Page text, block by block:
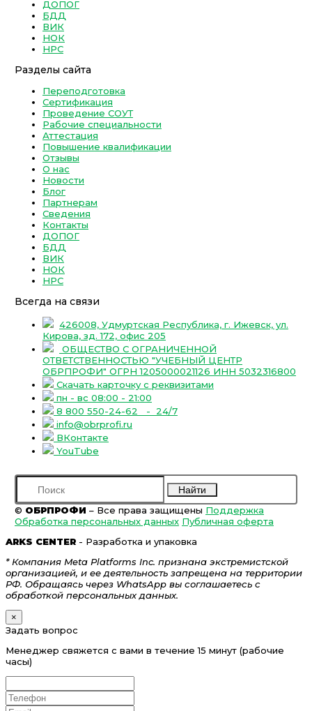
ДОПОГ
БДД
ВИК
НОК
НРС
Разделы сайта
Переподготовка
Сертификация
Проведение СОУТ
Рабочие специальности
Аттестация
Повышение квалификации
Отзывы
О нас
Новости
Блог
Партнерам
Сведения
Контакты
ДОПОГ
БДД
ВИК
НОК
НРС
Всегда на связи
426008, Удмуртская Республика, г. Ижевск, ул.
Кирова, зд. 172, офис 205
ОБЩЕСТВО С ОГРАНИЧЕННОЙ
ОТВЕТСТВЕННОСТЬЮ "УЧЕБНЫЙ ЦЕНТР
ОБРПРОФИ" ОГРН 1205000021126 ИНН 5032316800
Скачать карточку с реквизитами
пн - вс 08:00 - 21:00
8 800 550-24-62
- 24/7
info@obrprofi.ru
ВКонтакте
YouTube
Найти
© ОБРПРОФИ – Все права защищены Поддержка
Обработка персональных данных Публичная оферта
ARKS CENTER - Разработка и упаковка
* Компания Meta Platforms Inc. признана экстремистской
организацией, и ее деятельность запрещена на территории
РФ. Обращаясь через WhatsApp вы соглашаетесь с
обработкой персональных данных.
×
Задать вопрос
Менеджер свяжется с вами в течение 15 минут (рабочие
часы)